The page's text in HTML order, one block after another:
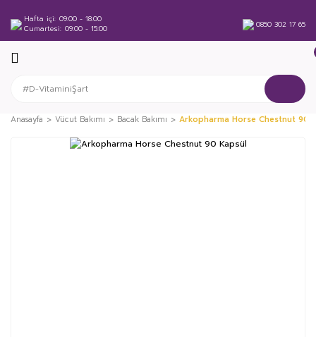
Hafta içi 09:00 - 18:00
Cumartesi 09:00 - 15:00 0850 302 17 65
Anasayfa Vücut Bakımı Bacak Bakımı Arkopharma Horse Chestnut 90